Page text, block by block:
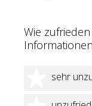
Wie
sehr
1